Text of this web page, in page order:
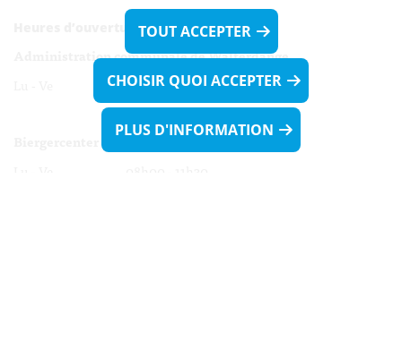
Heures d’ouverture:
Administration communale de Walferdange
Lu - Ve 08h00 - 11h30
13h30 - 16h00
TOUT ACCEPTER
CHOISIR QUOI ACCEPTER
PLUS D'INFORMATION